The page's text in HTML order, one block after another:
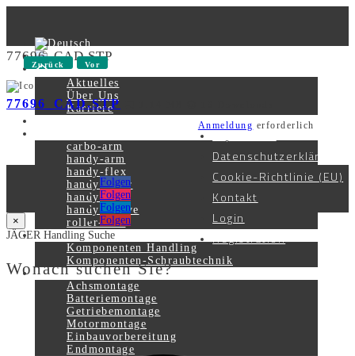
Aktuelles
Über Uns
Karriere
carbo-arm
handy-arm
handy-flex
handy-lever
handy-lift
handy-smove
roller-unit
Komponenten
Komponenten Handling
Komponenten-Schraubtechnik
Systemlösungen
Achsmontage
Batteriemontage
Getriebemontage
Motormontage
Einbauvorbereitung
Endmontage
77696_CAD.STP
Zurück Vor
77696_CAD.STP
Anmeldung erforderlich
Folgen
Folgen
Folgen
Folgen
Impressum
Datenschutzerklärung
Cookie-Richtlinie (EU)
Kontakt
Login
Registration
×
JÄGER Handling Suche
Wonach suchen Sie?